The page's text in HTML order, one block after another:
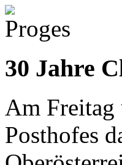
30 Jahre
Am Freitag
Posthofes